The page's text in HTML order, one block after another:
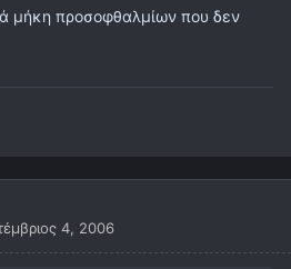
μήκη προσοφθαλμίων που δεν
4, 2006